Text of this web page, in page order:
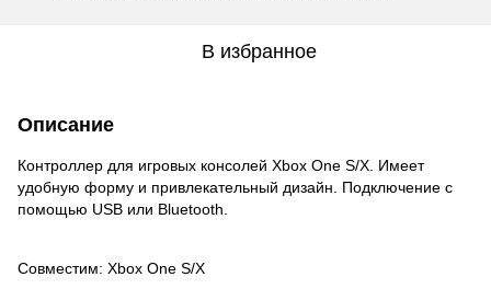
В избранное
Описание
Контроллер для игровых консолей Xbox One S/X. Имеет
удобную форму и привлекательный дизайн. Подключение с
помощью USB или Bluetooth.
Совместим: Xbox One S/X